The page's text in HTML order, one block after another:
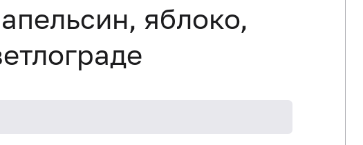
яблоко,